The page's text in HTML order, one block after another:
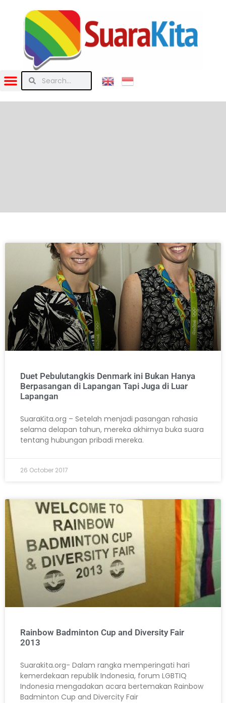
Duet Pebulutangkis Denmark ini Bukan Hanya
Berpasangan di Lapangan Tapi Juga di Luar
Lapangan
SuaraKita.org – Setelah menjadi pasangan rahasia
selama delapan tahun, mereka akhirnya buka suara
tentang hubungan pribadi mereka.
26 October 2017
Rainbow Badminton Cup and Diversity Fair
2013
Suarakita.org- Dalam rangka memperingati hari
kemerdekaan republik Indonesia, forum LGBTIQ
Indonesia mengadakan acara bertemakan Rainbow
Badminton Cup and Divercity Fair